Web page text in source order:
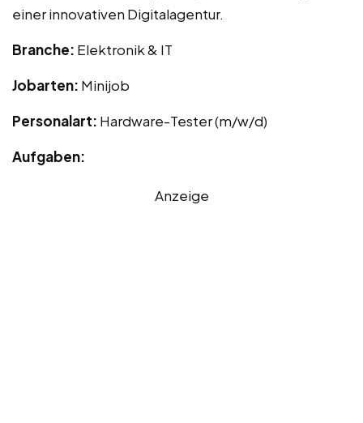
einer innovativen Digitalagentur.
Branche: Elektronik & IT
Jobarten: Minijob
Personalart: Hardware-Tester (m/w/d)
Aufgaben:
Anzeige